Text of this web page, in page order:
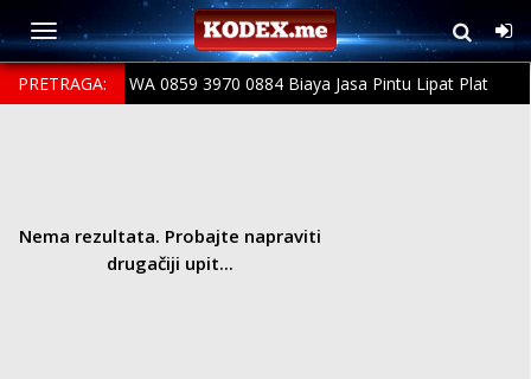
PRETRAGA:
WA 0859 3970 0884 Biaya Jasa Pintu Lipat Plat
Nema rezultata. Probajte napraviti
drugačiji upit...